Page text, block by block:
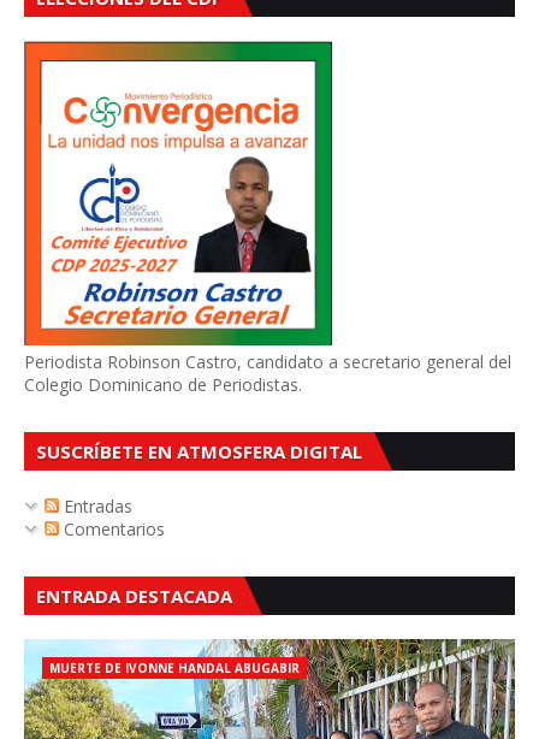
Periodista Robinson Castro, candidato a secretario general del
Colegio Dominicano de Periodistas.
SUSCRÍBETE EN ATMOSFERA DIGITAL
Entradas
Comentarios
ENTRADA DESTACADA
MUERTE DE IVONNE HANDAL ABUGABIR